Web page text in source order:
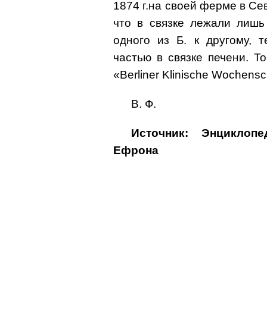
1874 г.на своей ферме в
что в связке лежали
одного из Б. к другому,
частью в связке печени.
«Berliner Klinische
В. Ф.
Источник:
Ефрона